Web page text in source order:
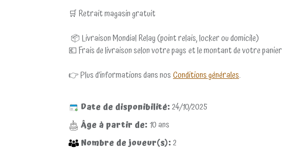
🛒 Retrait magasin gratuit
📦 Livraison Mondial Relay (point relais, locker ou domicile)
💶 Frais de livraison selon votre pays et le montant de votre panier
👉 Plus d’informations dans nosConditions générales.
Date de disponibilité:24/10/2025
Âge à partir de:10ans
Nombre de joueur(s):2